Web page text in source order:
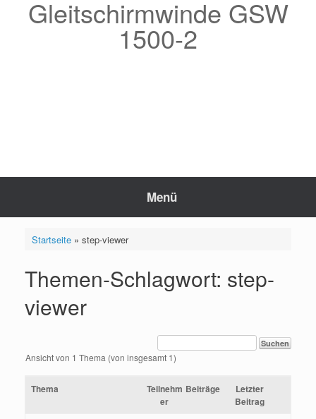
Gleitschirmwinde GSW
1500-2
Menü
Startseite» step-viewer
Themen-Schlagwort: step-
viewer
Ansicht von 1 Thema (von insgesamt 1)
Thema
Teilnehm
er
Beiträge
Letzter
Beitrag